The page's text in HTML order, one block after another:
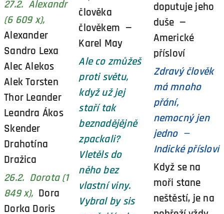
27.2. Alexandr
(6 609 x),
Alexander
Sandro Lexa
Alec Alekos
Alek Torsten
Thor Leander
Leandra Ákos
Skender
Drahotína
Dražica
26.2. Dorota (1
849 x), Dora
Dorka Doris
člověka
člověkem —
Karel May
Ale co zmůžeš
proti světu,
když už jej
staří tak
beznadějějně
zpackali?
Vletěls do
něho bez
vlastní viny.
Vybral by sis
doputuje jeho
duše —
Americké
přísloví
Zdravý člověk
má mnoho
přání,
nemocný jen
jedno —
Indické přísloví
Když se na
moři stane
neštěstí, je na